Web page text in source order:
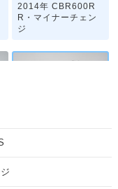
2014年 CBR600R
R・マイナーチェン
ジ